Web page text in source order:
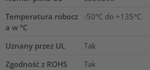
Temperatura robocz
a w °C
-50°C do +135°C
Uznany przez UL
Tak
Zgodność z ROHS
Tak